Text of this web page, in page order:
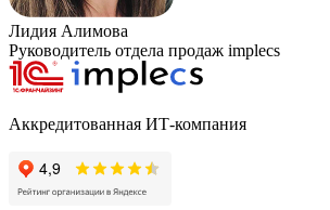
Лидия Алимова
Руководитель отдела продаж implecs
Аккредитованная ИТ-компания